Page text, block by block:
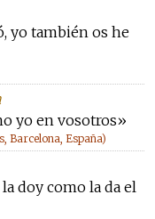
yo también os he
yo en vosotros»
Barcelona, España)
doy como la da el